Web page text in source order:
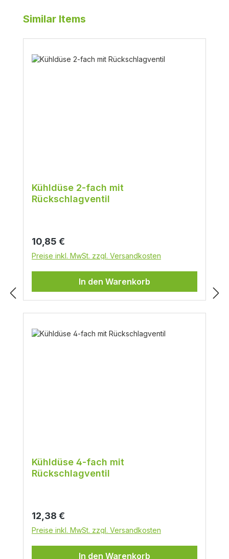
Produktgalerie überspringen
Similar Items
Kühldüse 2-fach mit
Rückschlagventil
Regulärer Preis:
10,85 €
Preise inkl. MwSt. zzgl. Versandkosten
In den Warenkorb
Kühldüse 4-fach mit
Rückschlagventil
Regulärer Preis:
12,38 €
Preise inkl. MwSt. zzgl. Versandkosten
In den Warenkorb